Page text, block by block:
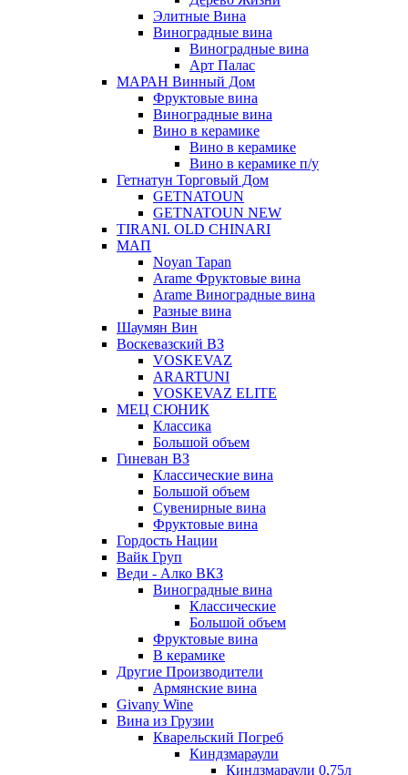
Элитные Вина
Виноградные вина
Виноградные вина
Арт Палас
МАРАН Винный Дом
Фруктовые вина
Виноградные вина
Вино в керамике
Вино в керамике
Вино в керамике п/у
Гетнатун Торговый Дом
GETNATOUN
GETNATOUN NEW
TIRANI. OLD CHINARI
МАП
Noyan Tapan
Arame Фруктовые вина
Arame Виноградные вина
Разные вина
Шаумян Вин
Воскевазский ВЗ
VOSKEVAZ
ARARTUNI
VOSKEVAZ ELITE
МЕЦ СЮНИК
Классика
Большой объем
Гиневан ВЗ
Классические вина
Большой объем
Сувенирные вина
Фруктовые вина
Гордость Нации
Вайк Груп
Веди - Алко ВКЗ
Виноградные вина
Классические
Большой объем
Фруктовые вина
В керамике
Другие Производители
Армянские вина
Givany Wine
Вина из Грузии
Кварельский Погреб
Киндзмараули
Киндзмараули 0,75л